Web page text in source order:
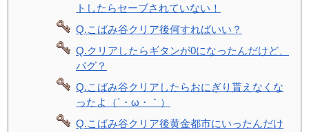
トしたらセーブされていない！
Q.こばみ谷クリア後何すればいい？
Q.クリアしたらギタンが0になったんだけど、
バグ？
Q.こばみ谷クリアしたらおにぎり貰えなくな
ったよ（´・ω・｀）
Q.こばみ谷クリア後黄金都市にいったんだけ